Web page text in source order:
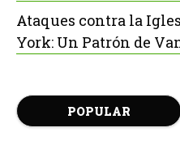
Ataques contra la
York: Un Patrón de
POPULAR